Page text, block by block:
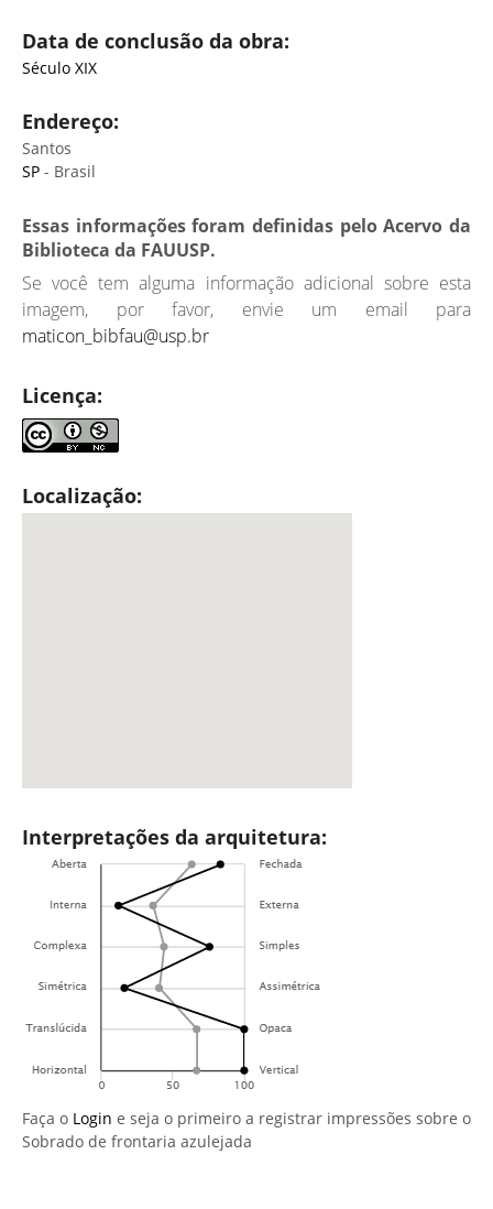
Data de conclusão da obra:
Século XIX
Endereço:
Santos
SP - Brasil
Essas informações foram definidas pelo Acervo da
Biblioteca da FAUUSP.
Se você tem alguma informação adicional sobre esta
imagem, por favor, envie um email para
maticon_bibfau@usp.br
Licença:
Localização:
Interpretações da arquitetura:
Faça o Login e seja o primeiro a registrar impressões sobre o
Sobrado de frontaria azulejada